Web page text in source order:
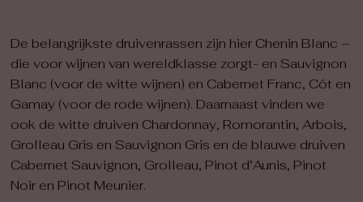
De belangrijkste druivenrassen zijn hier Chenin Blanc –
die voor wijnen van wereldklasse zorgt- en Sauvignon
Blanc (voor de witte wijnen) en Cabernet Franc, Côt en
Gamay (voor de rode wijnen). Daarnaast vinden we
ook de witte druiven Chardonnay, Romorantin, Arbois,
Grolleau Gris en Sauvignon Gris en de blauwe druiven
Cabernet Sauvignon, Grolleau, Pinot d’Aunis, Pinot
Noir en Pinot Meunier.